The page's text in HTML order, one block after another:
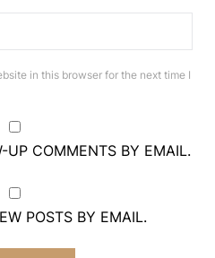
in this browser for the next time I
UP COMMENTS BY EMAIL.
POSTS BY EMAIL.